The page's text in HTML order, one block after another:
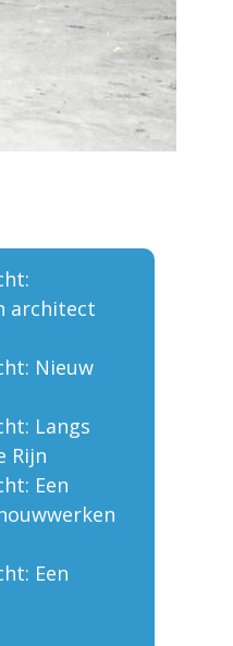
architect
Nieuw
Langs
Rijn
Een
Een